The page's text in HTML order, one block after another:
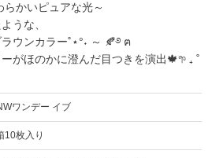
らかいピュアな光～
うな、
ウンカラー˚⋆°˖ ～ 🍂࿔ ฅ
がほのかに澄んだ目つきを演出🍁𖧧 ₊ ˚
ワンデー イブ
10枚入り